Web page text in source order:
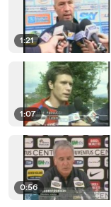
1:21
1:07
0:56